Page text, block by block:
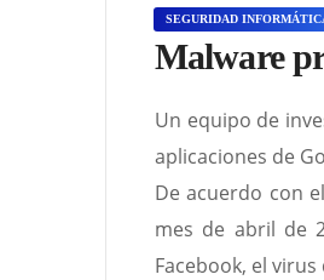
SEGURIDAD
Malware
Un equipo de
aplicaciones de
De acuerdo con
mes de abril de
Facebook, el